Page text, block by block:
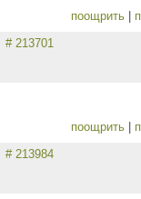
поощрить |
# 213701
поощрить |
# 213984